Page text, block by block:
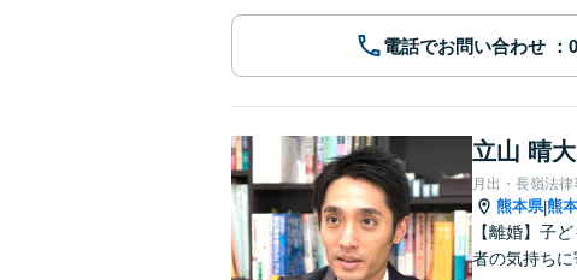
電話でお問い合わせ
立山 晴大
月出・長嶺法
熊本県|熊
【離婚】子
者の気持ち